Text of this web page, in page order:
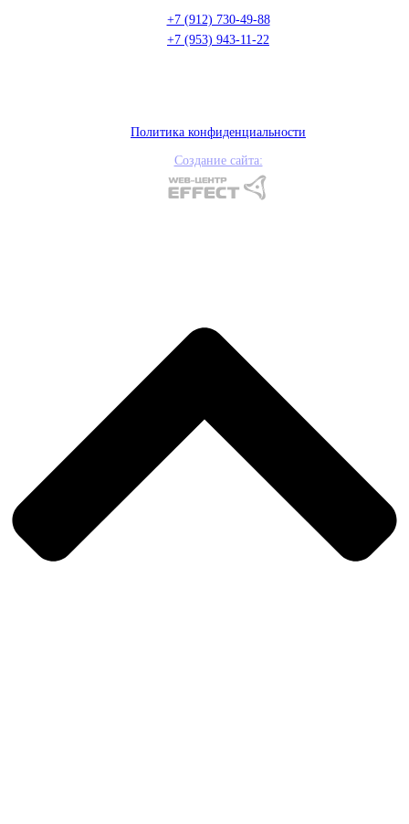
+7 (912) 730-49-88
+7 (953) 943-11-22
Политика конфиденциальности
Создание сайта: